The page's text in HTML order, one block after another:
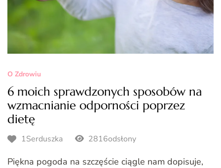
O Zdrowiu
6 moich sprawdzonych sposobów na
wzmacnianie odporności poprzez
dietę
1Serduszka 2816odsłony
Piękna pogoda na szczęście ciągle nam dopisuje,